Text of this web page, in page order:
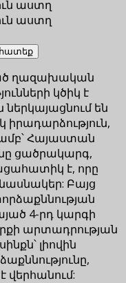
ղազախական
կծիկ է
ներկայացնում են
իրադարձություն,
Հայաստան
ցածրակարգ,
է, որը
Բայց
4-րդ կարգի
արտադրության
լիովին